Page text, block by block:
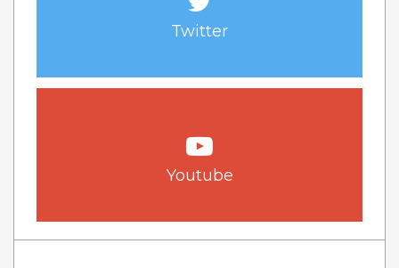
Twitter
Youtube